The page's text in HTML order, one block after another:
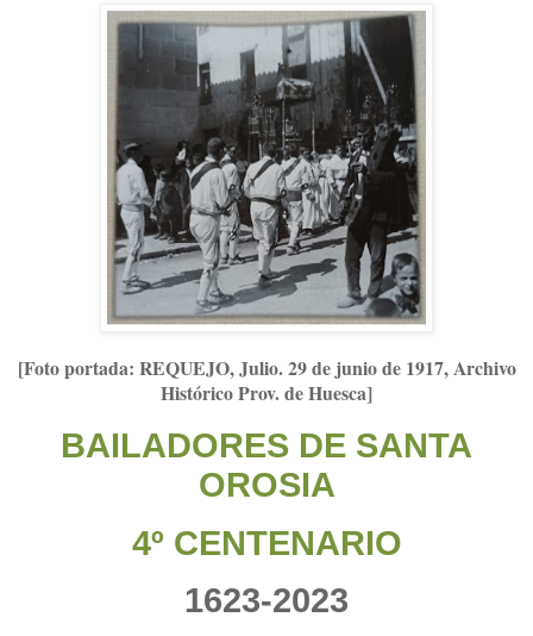
[Foto portada: REQUEJO, Julio. 29 de junio de 1917, Archivo
Histórico Prov. de Huesca]
BAILADORES DE SANTA
OROSIA
4º CENTENARIO
1623-2023